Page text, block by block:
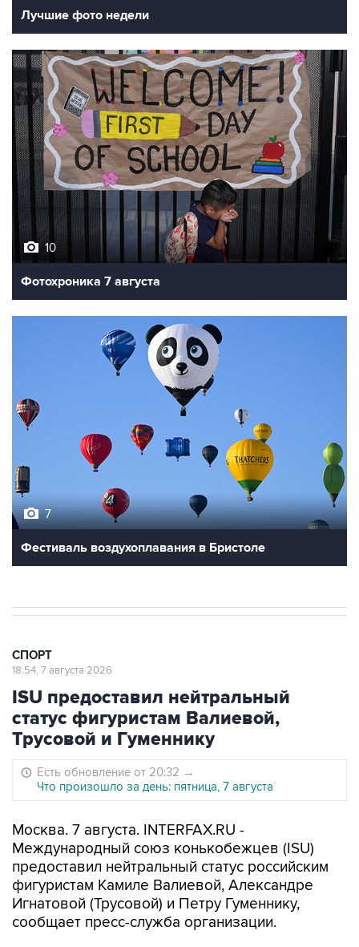
Лучшие фото недели
10
Фотохроника 7 августа
7
Фестиваль воздухоплавания в Бристоле
СПОРТ
18:54, 7 августа 2026
ISU предоставил нейтральный
статус фигуристам Валиевой,
Трусовой и Гуменнику
Есть обновление от 20:32 →
Что произошло за день: пятница, 7 августа
Москва. 7 августа. INTERFAX.RU -
Международный союз конькобежцев (ISU)
предоставил нейтральный статус российским
фигуристам Камиле Валиевой, Александре
Игнатовой (Трусовой) и Петру Гуменнику,
сообщает пресс-служба организации.